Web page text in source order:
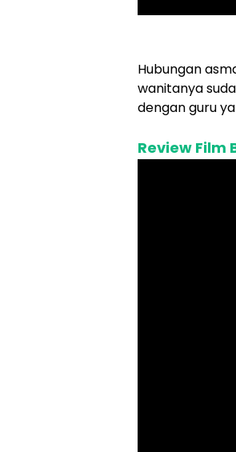
Hubungan
wanitanya
dengan guru
Review Film